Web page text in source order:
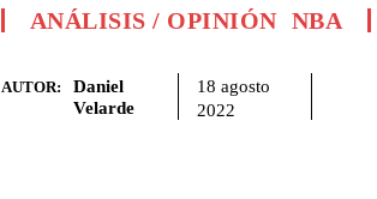
ANÁLISIS / OPINIÓN NBA
AUTOR:
Daniel
Velarde
18 agosto
2022